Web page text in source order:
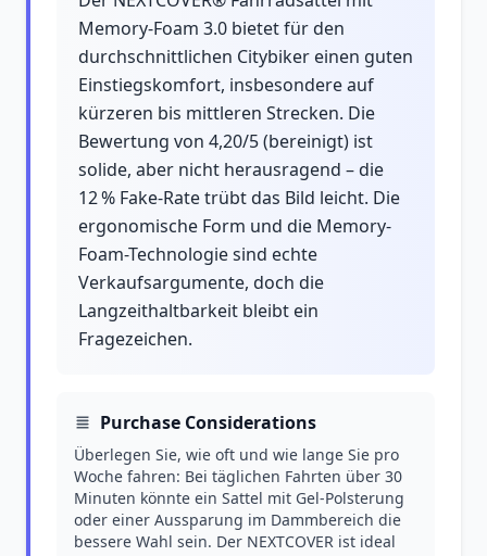
Memory-Foam 3.0 bietet für den
durchschnittlichen Citybiker einen guten
Einstiegskomfort, insbesondere auf
kürzeren bis mittleren Strecken. Die
Bewertung von 4,20/5 (bereinigt) ist
solide, aber nicht herausragend – die
12 % Fake-Rate trübt das Bild leicht. Die
ergonomische Form und die Memory-
Foam-Technologie sind echte
Verkaufsargumente, doch die
Langzeithaltbarkeit bleibt ein
Fragezeichen.
Purchase Considerations
Überlegen Sie, wie oft und wie lange Sie pro
Woche fahren: Bei täglichen Fahrten über 30
Minuten könnte ein Sattel mit Gel-Polsterung
oder einer Aussparung im Dammbereich die
bessere Wahl sein. Der NEXTCOVER ist ideal